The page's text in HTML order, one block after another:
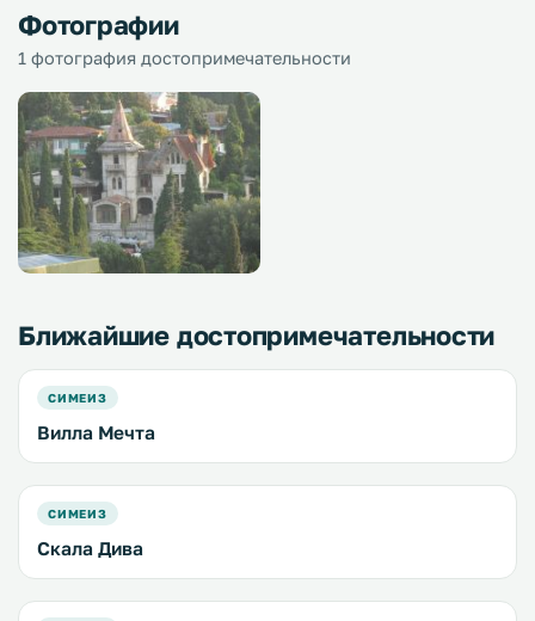
Фотографии
1 фотография достопримечательности
Ближайшие достопримечательности
СИМЕИЗ
Вилла Мечта
СИМЕИЗ
Скала Дива